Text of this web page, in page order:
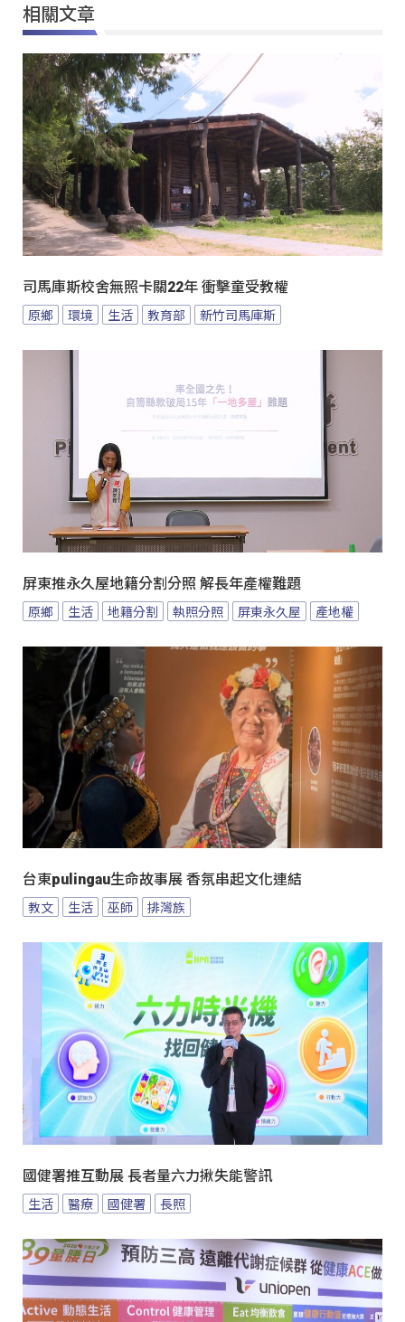
相關文章
司馬庫斯校舍無照卡關22年 衝擊童受教權
原鄉 環境 生活 教育部 新竹司馬庫斯
屏東推永久屋地籍分割分照 解長年產權難題
原鄉 生活 地籍分割 執照分照 屏東永久屋 產地權
台東pulingau生命故事展 香氛串起文化連結
教文 生活 巫師 排灣族
國健署推互動展 長者量六力揪失能警訊
生活 醫療 國健署 長照